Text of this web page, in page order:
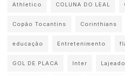
Athletico COLUNA DO LEAL
Copão Tocantins Corinthians
educação Entretenimento
GOL DE PLACA Inter Lajeado